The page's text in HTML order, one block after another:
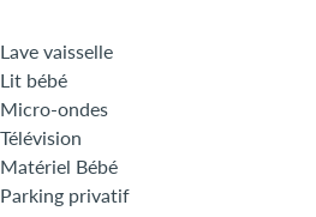
Lave vaisselle
Lit bébé
Micro-ondes
Télévision
Matériel Bébé
Parking privatif